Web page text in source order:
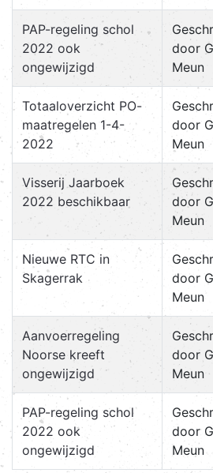
PAP-regeling schol
2022 ook
ongewijzigd
door
Meun
Totaaloverzicht PO-
maatregelen 1-4-
2022
door
Meun
Visserij Jaarboek
2022 beschikbaar
door
Meun
Nieuwe RTC in
Skagerrak
door
Meun
Aanvoerregeling
Noorse kreeft
ongewijzigd
door
Meun
PAP-regeling schol
2022 ook
ongewijzigd
door
Meun